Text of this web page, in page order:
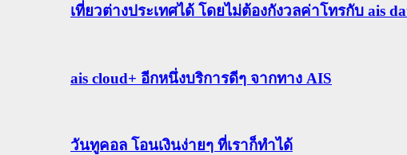
เที่ยวต่างประเทศได้ โดยไม่ต้องกังวลค่าโทรกับ ais
ais cloud+ อีกหนึ่งบริการดีๆ จากทาง AIS
วันทูคอล โอนเงินง่ายๆ ที่เราก็ทำได้